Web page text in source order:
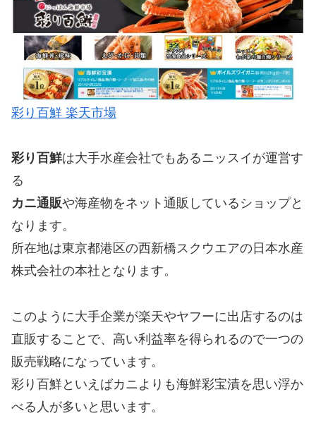
彩り百鮮 楽天市場
彩り百鮮は大手水産会社でもあるニッスイが運営す
る
カニ通販や海産物をネット通販しているショップと
なります。
所在地は東京都港区の西新橋スクウエアの日本水産
株式会社の本社となります。
このように大手企業が楽天やヤフーに出店するのは
直販することで、高い利益率を得られるので一つの
販売戦略になっています。
彩り百鮮といえばカニよりも海鮮彩宝漬を思い浮か
べる人が多いと思います。